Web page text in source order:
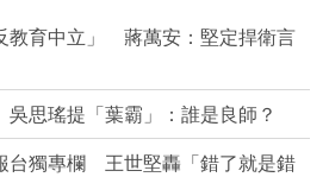
教育中立」 蔣萬安：堅定捍衛言
思瑤提「葉霸」：誰是良師？
台獨專欄 王世堅轟「錯了就是錯